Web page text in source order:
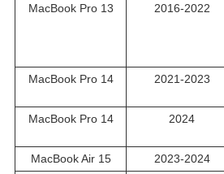
MacBook Pro 13
2016-2022
MacBook Pro 14
2021-2023
MacBook Pro 14
2024
MacBook Air 15
2023-2024